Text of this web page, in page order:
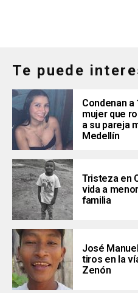
Te puede
Condenan a
mujer que
a su pareja
Medellín
Tristeza en
vida a
familia
José
tiros en la
Zenón